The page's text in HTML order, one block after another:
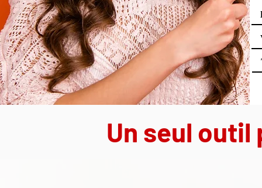
Un seul